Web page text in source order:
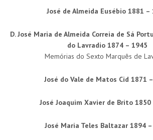
José de Almeida Eusébio 1881 –
D. José Maria de Almeida Correia de Sá
do Lavradio 1874 – 1945
Memórias do Sexto Marquês de
José do Vale de Matos Cid 1871
José Joaquim Xavier de Brito 1850
José Maria Teles Baltazar 1894